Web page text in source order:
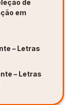
de
em
– Letras
– Letras